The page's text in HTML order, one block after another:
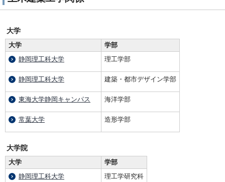
大学
大学
学部
静岡理工科大学
理工学部
静岡理工科大学 建築・都市デザイン学部
東海大学静岡キャンパス 海洋学部
常葉大学 造形学部
大学院
大学
学部
静岡理工科大学
理工学研究科